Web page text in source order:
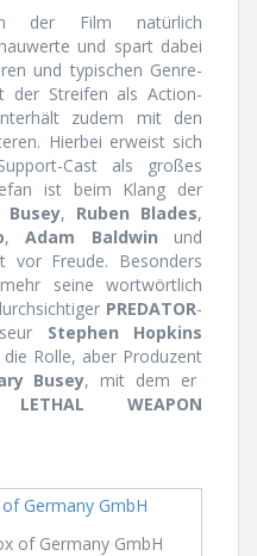
der Film natürlich
und spart dabei
und typischen Genre-
der Streifen als Action-
zudem mit den
Hierbei erweist sich
Cast als großes
ist beim Klang der
Busey, Ruben Blades,
,Adam Baldwin und
vor Freude. Besonders
seine wortwörtlich
PREDATOR-
Stephen Hopkins
Rolle, aber Produzent
Busey, mit dem er
LETHAL WEAPON
of Germany GmbH